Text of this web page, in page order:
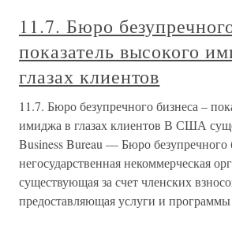
11.7. Бюро
показатель высокого
глазах клиентов
11.7. Бюро безупречного бизнеса –
имиджа в глазах клиентов В США
Business Bureau — Бюро
негосударственная некоммерческая
существующая за счет членских
предоставляющая услуги и программы